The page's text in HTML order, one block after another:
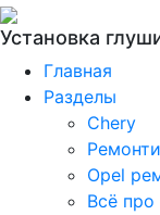
Установка
Главная
Разделы
Chery
Opel
Всё про